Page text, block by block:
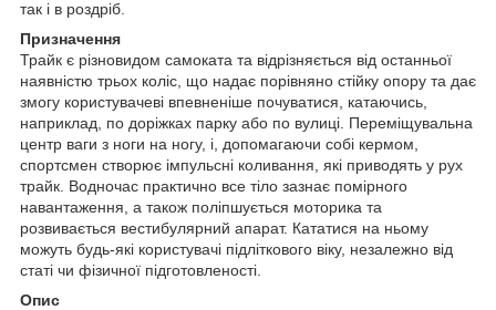
так і в роздріб.
Призначення
Трайк є різновидом самоката та відрізняється від останньої
наявністю трьох коліс, що надає порівняно стійку опору та дає
змогу користувачеві впевненіше почуватися, катаючись,
наприклад, по доріжках парку або по вулиці. Переміщувальна
центр ваги з ноги на ногу, і, допомагаючи собі кермом,
спортсмен створює імпульсні коливання, які приводять у рух
трайк. Водночас практично все тіло зазнає помірного
навантаження, а також поліпшується моторика та
розвивається вестибулярний апарат. Кататися на ньому
можуть будь-які користувачі підліткового віку, незалежно від
статі чи фізичної підготовленості.
Опис